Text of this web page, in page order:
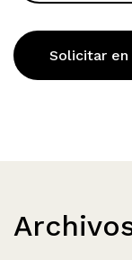
Solicitar